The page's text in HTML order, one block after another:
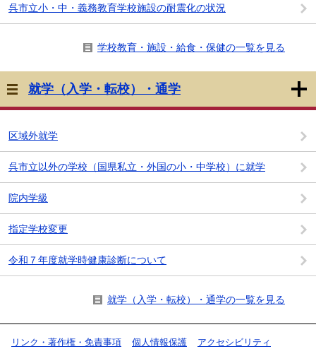
呉市立小・中・義務教育学校施設の耐震化の状況
学校教育・施設・給食・保健の一覧を見る
就学（入学・転校）・通学
区域外就学
呉市立以外の学校（国県私立・外国の小・中学校）に就学
院内学級
指定学校変更
令和７年度就学時健康診断について
就学（入学・転校）・通学の一覧を見る
リンク・著作権・免責事項 個人情報保護 アクセシビリティ